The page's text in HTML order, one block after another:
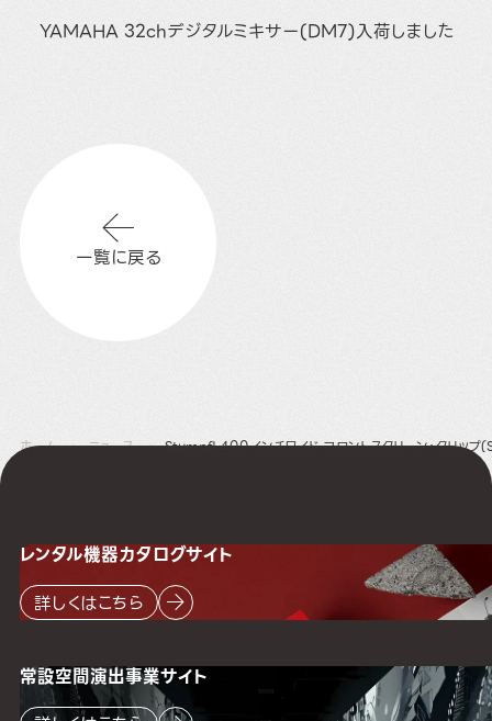
ホーム ニュース Stumpfl 400インチワイド フロントスクリーン･クリッ
YAMAHA 32chデジタルミキサー(DM7)入荷しました
一覧に戻る
レンタル機器カタログサイト
詳しくはこちら
常設空間演出事業サイト